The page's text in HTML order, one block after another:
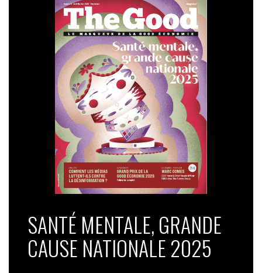
SANTÉ MENTALE, GRANDE
CAUSE NATIONALE 2025